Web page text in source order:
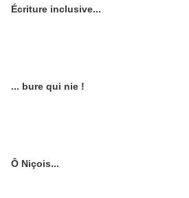
Écriture inclusive...
... bure qui nie !
Ô Niçois...